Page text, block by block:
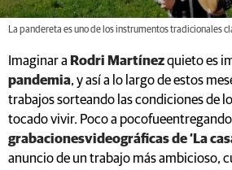
La pandereta es uno de los instrumentos tradicionales
Imaginar a Rodri Martínezquieto es
pandemia, y así a lo largo de estos
trabajos sorteando las condiciones de
tocado vivir. Poco a
grabacionesvideográficas de ‘La
anuncio de un trabajo más ambicioso,